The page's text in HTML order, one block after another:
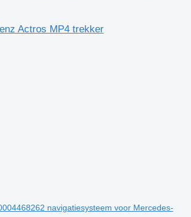
Actros MP4 trekker
navigatiesysteem voor Mercedes-